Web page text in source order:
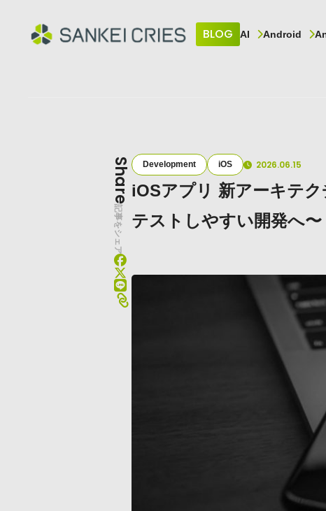
BLOG AI Android
Share
記事をシェア
Development iOS 2026.06.15
iOSアプリ 新アーキテ
テストしやすい開発へ〜